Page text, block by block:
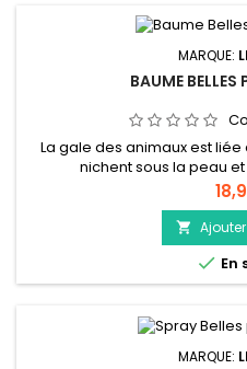
MARQUE:
BAUME
La gale des animaux est
nichent sous la peau
démangeaisons. Le Baume
l’efficacité reconnue de
gale des pattes, à d’autres
aident vos animaux à
Prix

 En
MARQUE: